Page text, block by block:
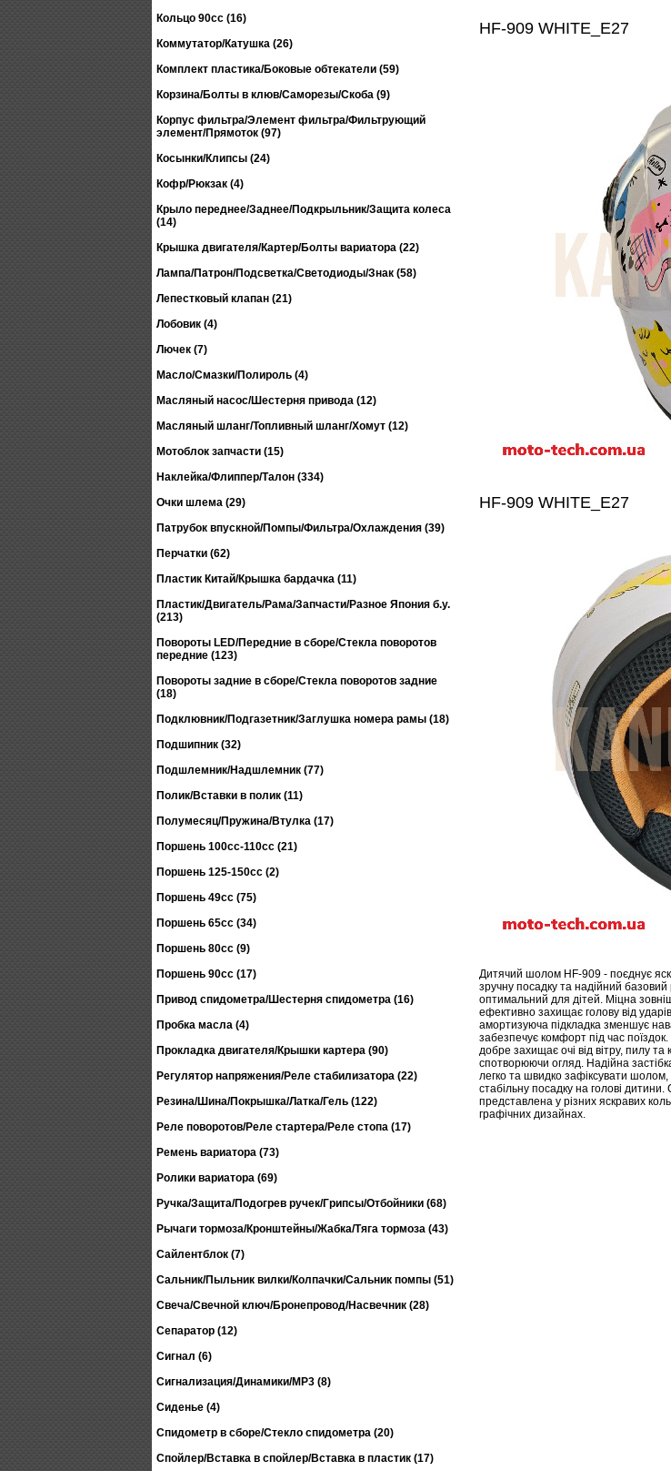
Кольцо 90сс (16)
Коммутатор/Катушка (26)
Комплект пластика/Боковые обтекатели (59)
Корзина/Болты в клюв/Саморезы/Скоба (9)
Корпус фильтра/Элемент фильтра/Фильтрующий
элемент/Прямоток (97)
Косынки/Клипсы (24)
Кофр/Рюкзак (4)
Крыло переднее/Заднее/Подкрыльник/Защита колеса
(14)
Крышка двигателя/Картер/Болты вариатора (22)
Лампа/Патрон/Подсветка/Светодиоды/Знак (58)
Лепестковый клапан (21)
Лобовик (4)
Лючек (7)
Масло/Смазки/Полироль (4)
Масляный насос/Шестерня привода (12)
Масляный шланг/Топливный шланг/Хомут (12)
Мотоблок запчасти (15)
Наклейка/Флиппер/Талон (334)
Очки шлема (29)
Патрубок впускной/Помпы/Фильтра/Охлаждения (39)
Перчатки (62)
Пластик Китай/Крышка бардачка (11)
Пластик/Двигатель/Рама/Запчасти/Разное Япония б.у.
(213)
Повороты LED/Передние в сборе/Стекла поворотов
передние (123)
Повороты задние в сборе/Стекла поворотов задние
(18)
Подклювник/Подгазетник/Заглушка номера рамы (18)
Подшипник (32)
Подшлемник/Надшлемник (77)
Полик/Вставки в полик (11)
Полумесяц/Пружина/Втулка (17)
Поршень 100сс-110сс (21)
Поршень 125-150сс (2)
Поршень 49сс (75)
Поршень 65сс (34)
Поршень 80сс (9)
Поршень 90сс (17)
Привод спидометра/Шестерня спидометра (16)
Пробка масла (4)
Прокладка двигателя/Крышки картера (90)
Регулятор напряжения/Реле стабилизатора (22)
Резина/Шина/Покрышка/Латка/Гель (122)
Реле поворотов/Реле стартера/Реле стопа (17)
Ремень вариатора (73)
Ролики вариатора (69)
Ручка/Защита/Подогрев ручек/Грипсы/Отбойники (68)
Рычаги тормоза/Кронштейны/Жабка/Тяга тормоза (43)
Сайлентблок (7)
Сальник/Пыльник вилки/Колпачки/Сальник помпы (51)
Свеча/Свечной ключ/Бронепровод/Насвечник (28)
Сепаратор (12)
Сигнал (6)
Сигнализация/Динамики/MP3 (8)
Сиденье (4)
Спидометр в сборе/Стекло спидометра (20)
Спойлер/Вставка в спойлер/Вставка в пластик (17)
HF-909 WHITE_E27
HF-909 WHITE_E27
Дитячий шолом HF-909 - поєднує
зручну посадку та надійний базовий
оптимальний для дітей. Міцна
ефективно захищає голову від
амортизуюча підкладка зменшує
забезпечує комфорт під час
добре захищає очі від вітру, пилу та
спотворюючи огляд. Надійна
легко та швидко зафіксувати
стабільну посадку на голові
представлена у різних яскравих
графічних дизайнах.